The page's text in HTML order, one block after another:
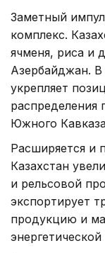
Заметный
комплекс.
ячменя, риса и
Азербайджан.
укрепляет
распределения
Южного
Расширяется и
Казахстан
и рельсовой
экспортирует
продукцию и